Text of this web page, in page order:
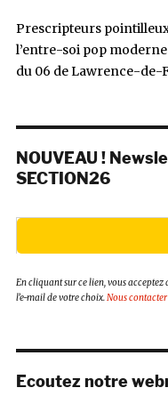
Prescripteurs
l’entre-soi pop
du 06 de Lawrence-de-
NOUVEAU !
SECTION26
En cliquant sur ce lien, vous acceptez
l’e-mail de votre choix.Nous contacter
Ecoutez notre